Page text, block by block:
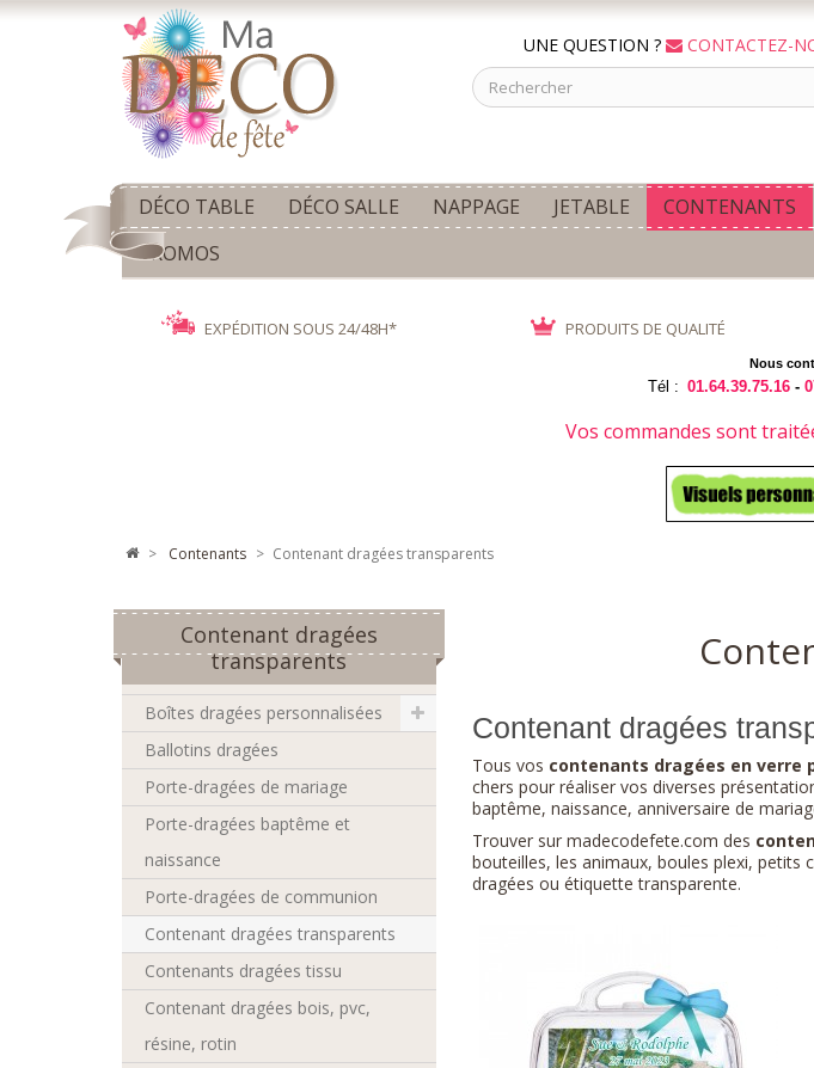
UNE QUESTION ?
CONTACTEZ-
DÉCO TABLE DÉCO SALLE NAPPAGE JETABLE CONTENANTS
PROMOS
EXPÉDITION SOUS 24/48H* PRODUITS DE QUALITÉ
Nous
Tél : 01.64.39.75.16 -
Vos commandes sont
> contenants > Contenant dragées transparents
Contenant dragées
transparents
Boîtes dragées personnalisées
Ballotins dragées
Porte-dragées de mariage
Porte-dragées baptême et
naissance
Porte-dragées de communion
Contenant dragées transparents
Contenants dragées tissu
Contenant dragées bois, pvc,
résine, rotin
Contenant dragées
Tous vos contenants dragées en verre
chers pour réaliser vos diverses
baptême, naissance, anniversaire de
Trouver sur madecodefete.com des
bouteilles, les animaux, boules plexi, petits
dragées ou étiquette transparente.